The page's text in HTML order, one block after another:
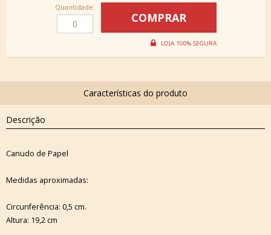
Quantidade:
Descrição
Canudo de Papel
Medidas aproximadas:
Circunferência: 0,5 cm.
Altura: 19,2 cm